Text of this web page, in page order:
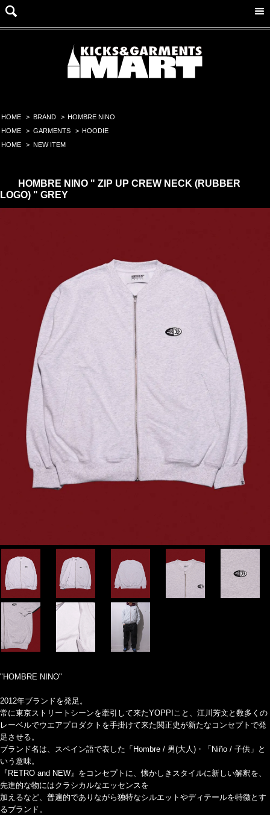
HOME > BRAND > HOMBRE NINO
HOME
> GARMENTS > HOODIE
HOME
> NEW ITEM
HOMBRE NINO " ZIP UP CREW NECK (RUBBER
LOGO) " GREY
"HOMBRE NINO"
2012年ブランドを発足。
常に東京ストリートシーンを牽引して来たYOPPIこと、江川芳文と数多くの
レーベルでウエアプロダクトを手掛けて来た関正史が新たなコンセプトで発
足させる。
ブランド名は、スペイン語で表した「Hombre / 男(大人)・「Niño / 子供」と
いう意味。
『RETRO and NEW』をコンセプトに、懐かしきスタイルに新しい解釈を、
先進的な物にはクラシカルなエッセンスを
加えるなど、普遍的でありながら独特なシルエットやディテールを特徴とす
るブランド。